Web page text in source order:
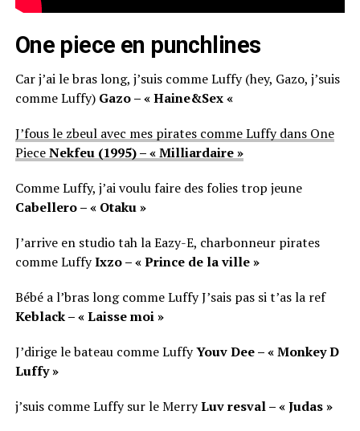
One piece en punchlines
Car j’ai le bras long, j’suis comme Luffy (hey, Gazo, j’suis
comme Luffy) Gazo – « Haine&Sex «
J’fous le zbeul avec mes pirates comme Luffy dans One
PieceNekfeu (1995) – « Milliardaire »
Comme Luffy, j’ai voulu faire des folies trop jeune
Cabellero – « Otaku »
J’arrive en studio tah la Eazy-E, charbonneur pirates
comme LuffyIxzo – « Prince de la ville »
Bébé a l’bras long comme Luffy J’sais pas si t’as la ref
Keblack – « Laisse moi »
J’dirige le bateau comme LuffyYouv Dee – « Monkey D
Luffy »
j’suis comme Luffy sur le MerryLuv resval – « Judas »